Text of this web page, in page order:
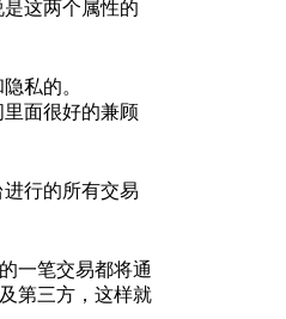
这两个属性的
私的。
里面很好的兼顾
行的所有交易
一笔交易都将通
第三方，这样就